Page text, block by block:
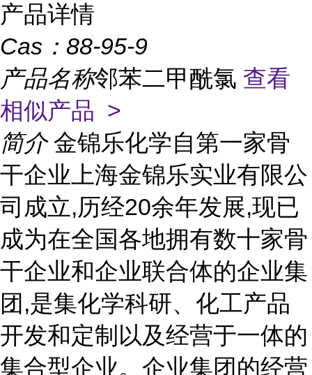
产品详情
Cas： 88-95-9
产品名称邻苯二甲酰氯 查看
相似产品 >
简介 金锦乐化学自第一家骨
干企业上海金锦乐实业有限公
司成立,历经20余年发展,现已
成为在全国各地拥有数十家骨
干企业和企业联合体的企业集
团,是集化学科研、化工产品
开发和定制以及经营于一体的
集合型企业。企业集团的经营